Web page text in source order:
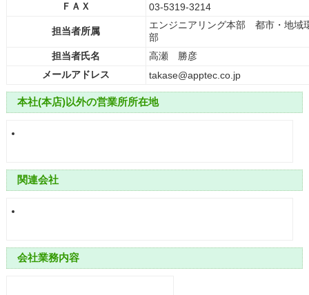
ＦＡＸ
03-5319-3214
担当者所属
エンジニアリング本部 都市・地域
部
担当者氏名
高瀬 勝彦
メールアドレス
takase@apptec.co.jp
本社(本店)以外の営業所所在地
関連会社
会社業務内容